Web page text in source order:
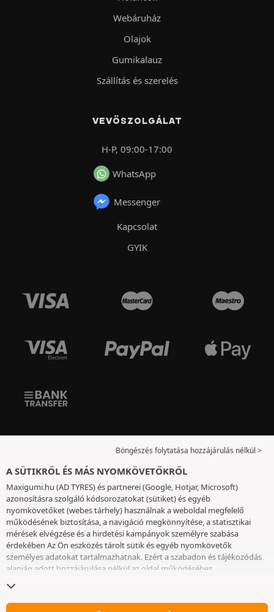
Webáruház
Olajok
Gumikalauz
Szállítás és szerelés
VEVŐSZOLGÁLAT
H-P, 09:00-17:00
WhatsApp
Messenger
Kapcsolat
GYIK
Böngészés folytatása hozzájárulás nélkül >
A SÜTIKRŐL ÉS MÁS NYOMKÖVETŐKRŐL
Maxigumi.hu (AD TYRES) és partnerei (Google, Hotjar, Microsoft)
azonosításra szolgáló kódsorozatokat (sütiket) és egyéb
nyomkövetőket (webes tárhely) használnak a weboldal megfelelő
működésének biztosítása, a navigáció megkönnyítése, a statisztikai
mérések elvégzése és a hirdetési kampányok személyre szabása
érdekében Az Ön eszközés tárolt sütik és egyéb nyomkövetők
személyes adatokat tartalmazhatnak. Ezért a szabadon és tájékozódás
alapján adott hozzájárulása nélkül az oldal működéséhez
nyomkövetőket az eszközén. Az Ön által választott beállításokat 6
hónapig őrizzük meg. A hozzájárulását bármikor visszavonhatja aSütik